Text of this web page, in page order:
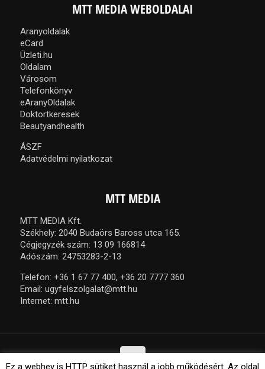
MTT MEDIA WEBOLDALAI
Aranyoldalak
eCard
Üzleti.hu
Oldalam
Városom
Telefonkönyv
eAranyOldalak
Doktortkeresek
Beautyandhealth
ÁSZF
Adatvédelmi nyilatkozat
MTT MEDIA
MTT MEDIA Kft.
Székhely: 2040 Budaörs Baross utca 165.
Cégjegyzék szám: 13 09 166814
Adószám: 24753283-2-13
Telefon: +36 1 67 77 400, +36 20 7777 360
Email: ugyfelszolgalat@mtt.hu
Internet: mtt.hu
Ez a webhey is HTTP sütiket használ a jobb működésért. Az oldal